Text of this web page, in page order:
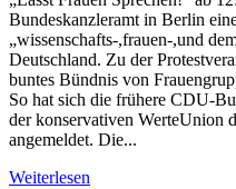
Bundeskanzleramt in Berlin
„wissenschafts‑,frauen‑,und
Deutschland. Zu der
buntes Bündnis von
So hat sich die frühere CDU-
der konservativen WerteUnion
angemeldet. Die...
Weiterlesen